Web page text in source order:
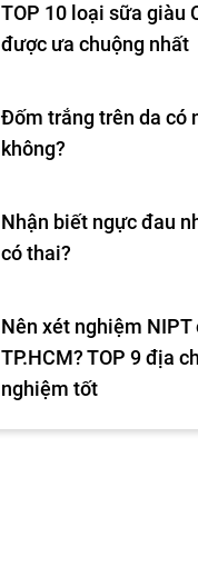
TOP 10 loại sữa giàu
được ưa chuộng nhất
Đốm trắng trên da có
không?
Nhận biết ngực đau
có thai?
Nên xét nghiệm NIPT
TP.HCM? TOP 9 địa
nghiệm tốt